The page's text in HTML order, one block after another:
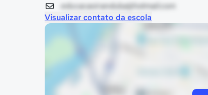
educacaoiranduba@hotmail.com
Visualizar contato da escola